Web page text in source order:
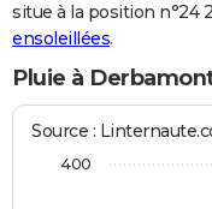
situe à la position n°24
ensoleillées.
Pluie à
Source :
400